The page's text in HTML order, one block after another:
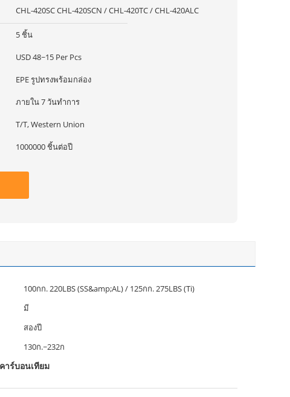
CHL-420SC CHL-420SCN / CHL-420TC / CHL-420ALC
5 ชิ้น
USD 48~15 Per Pcs
EPE รูปทรงพร้อมกล่อง
ภายใน 7 วันทําการ
T/T, Western Union
1000000 ชิ้นต่อปี
100กก. 220LBS (SS&amp;AL) / 125กก. 275LBS (Ti)
มี
สองปี
130ก.~232ก
าร์บอนเทียม